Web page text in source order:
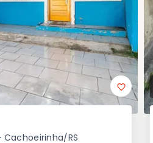
Cachoeirinha/RS